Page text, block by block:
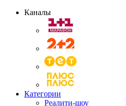
Каналы
Категории
Реалити-шоу